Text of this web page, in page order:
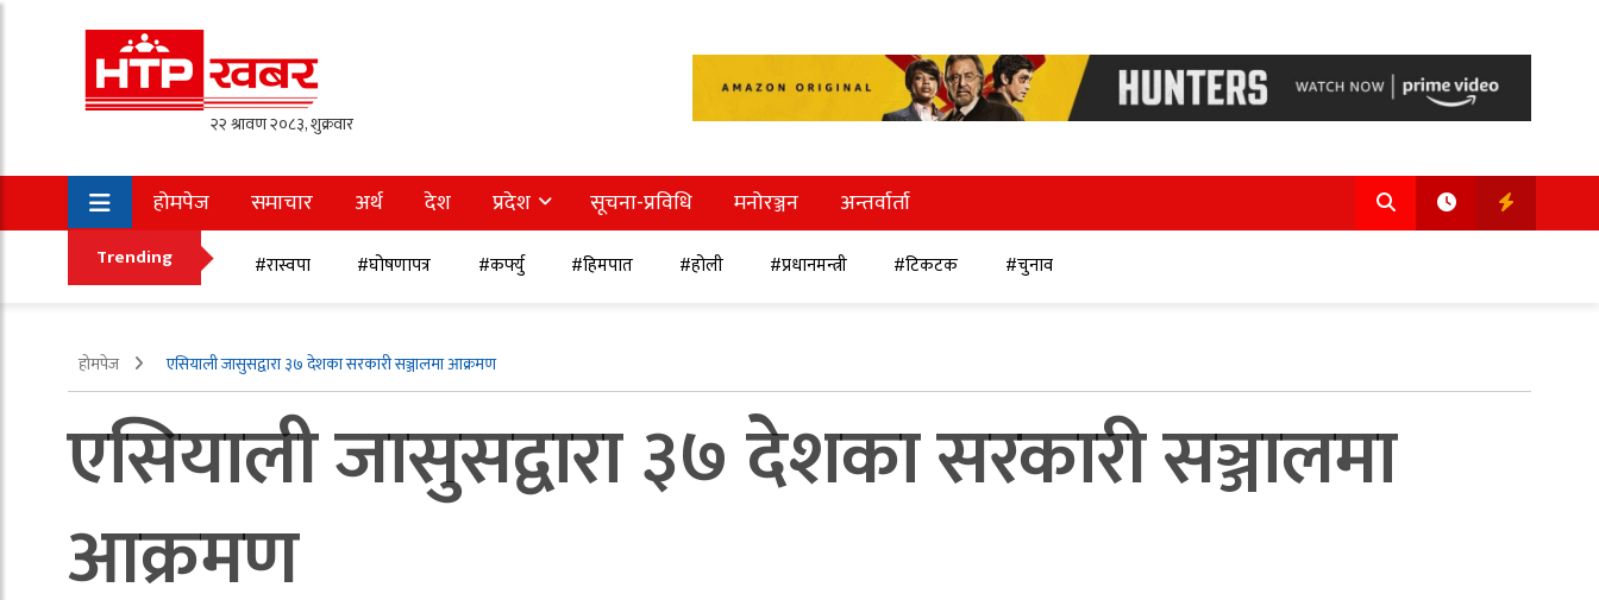
होमपेज समाचार अर्थ देश प्रदेश सूचना-प्रविधि मनोरञ्जन
अन्तर्वार्ता
अन्तर्राष्ट्रिय
खेलकुद
Trending #रास्वपा #घोषणापत्र #कर्फ्यु #हिमपात #होली #प्रधानमन्त्री #टिकटक #चुनाव
होमपेज एसियाली जासुसद्वारा ३७ देशका सरकारी सञ्जालमा आक्रमण
एसियाली जासुसद्वारा ३७ देशका सरकारी सञ्जालमा
आक्रमण